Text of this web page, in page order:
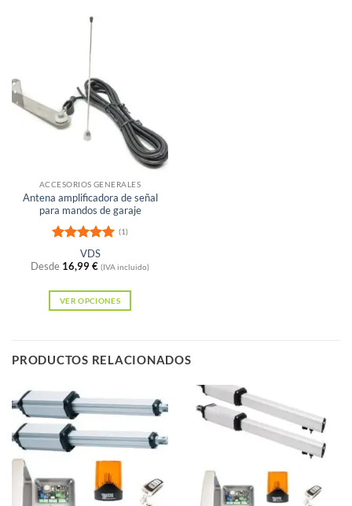
ACCESORIOS GENERALES
Antena amplificadora de señal
para mandos de garaje
Valorado
con 5de 5
(1)
VDS
Desde 16,99€ (IVA incluido)
VER OPCIONES
tiene
variantes.
Las
opciones
se
pueden
elegir
PRODUCTOS RELACIONADOS